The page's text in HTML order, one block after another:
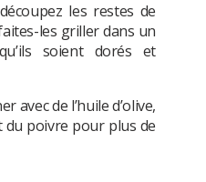
les restes de
les griller dans un
soient dorés et
avec de l’huile d’olive,
du poivre pour plus de